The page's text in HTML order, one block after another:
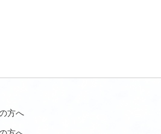
方へ